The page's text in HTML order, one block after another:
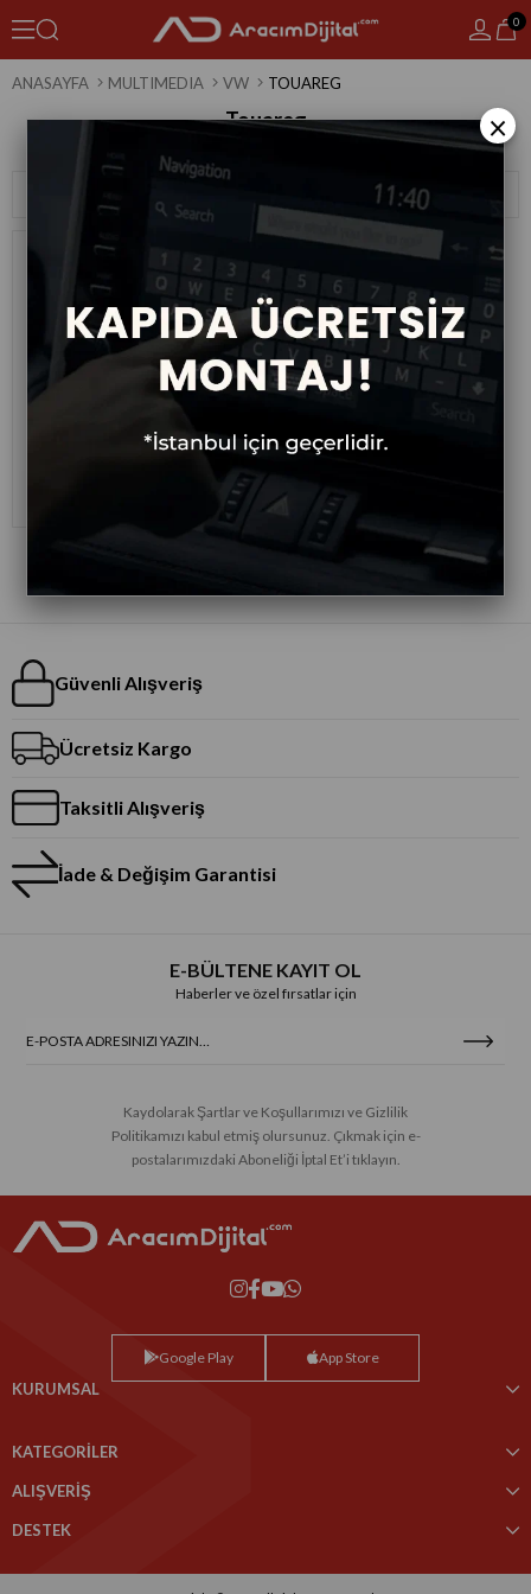
0
ANASAYFA MULTIMEDIA VW TOUAREG
Touareg
Filtreleme
Multimedya Sistemi 2002-2009
Güvenli Alışveriş
Ücretsiz Kargo
Taksitli Alışveriş
İade & Değişim Garantisi
E-BÜLTENE KAYIT OL
Haberler ve özel fırsatlar için
Kaydolarak Şartlar ve Koşullarımızı ve Gizlilik
Politikamızı kabul etmiş olursunuz. Çıkmak için e-
postalarımızdaki Aboneliği İptal Et’i tıklayın.
Google Play App Store
KURUMSAL
KATEGORİLER
ALIŞVERİŞ
DESTEK
×